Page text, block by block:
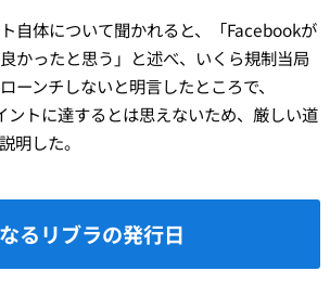
自体について聞かれると、「Facebookが
かったと思う」と述べ、いくら規制当局
ーンチしないと明言したところで、
ントに達するとは思えないため、厳しい道
明した。
るリブラの発行日